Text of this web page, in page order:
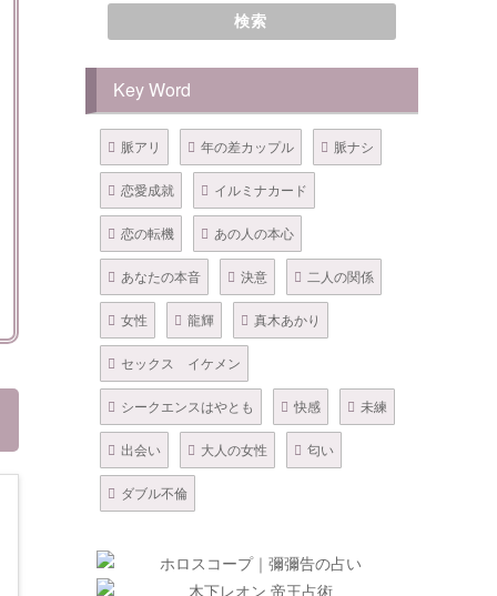
検索
Key Word
脈アリ 年の差カップル 脈ナシ
恋愛成就 イルミナカード
恋の転機 あの人の本心
あなたの本音 決意 二人の関係
女性 龍輝 真木あかり
セックス イケメン
シークエンスはやとも 快感 未練
出会い 大人の女性 匂い
ダブル不倫